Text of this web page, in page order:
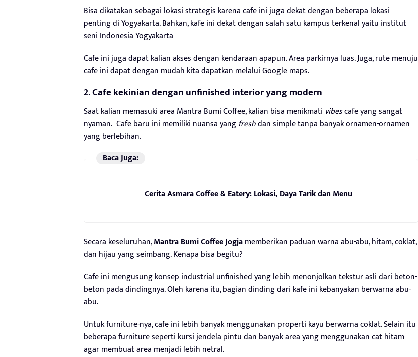
Bisa dikatakan sebagai lokasi strategis karena cafe ini juga dekat dengan beberapa lokasi
penting di Yogyakarta. Bahkan, kafe ini dekat dengan salah satu kampus terkenal yaitu institut
seni Indonesia Yogyakarta
Cafe ini juga dapat kalian akses dengan kendaraan apapun. Area parkirnya luas. Juga, rute menuju
cafe ini dapat dengan mudah kita dapatkan melalui Google maps.
2. Cafe kekinian dengan unfinished interior yang modern
Saat kalian memasuki area Mantra Bumi Coffee, kalian bisa menikmati vibescafe yang sangat
nyaman. Cafe baru ini memiliki nuansa yangfreshdan simple tanpa banyak ornamen-ornamen
yang berlebihan.
Baca Juga:
Cerita Asmara Coffee & Eatery: Lokasi, Daya Tarik dan Menu
Secara keseluruhan,Mantra Bumi Coffee Jogjamemberikan paduan warna abu-abu, hitam, coklat,
dan hijau yang seimbang. Kenapa bisa begitu?
Cafe ini mengusung konsep industrial unfinished yang lebih menonjolkan tekstur asli dari beton-
beton pada dindingnya. Oleh karena itu, bagian dinding dari kafe ini kebanyakan berwarna abu-
abu.
Untuk furniture-nya, cafe ini lebih banyak menggunakan properti kayu berwarna coklat. Selain itu
beberapa furniture seperti kursi jendela pintu dan banyak area yang menggunakan cat hitam
agar membuat area menjadi lebih netral.